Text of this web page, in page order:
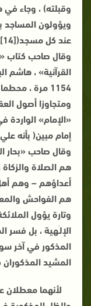
وقبلته) ، وجاء في
ويؤولون المساجد
عند كل مسجد([14].
وقال صاحب كتاب
القرآنية» ، هاشم
1154 مرة ،
ومتجاوزا أصول
«الإمام»
إمام مبين( بأنه
وقال صاحب «بحار
هم الصلاة
هم الفواحش
وتارة يؤول
الإلـٰهية ، بل فسر
المذكور في آخر
المشيد
لأنهما معطلان